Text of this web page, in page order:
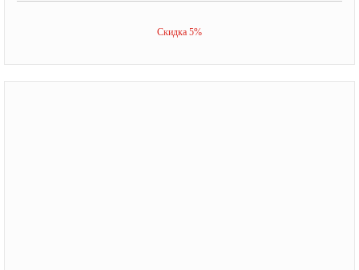
Скидка 5%